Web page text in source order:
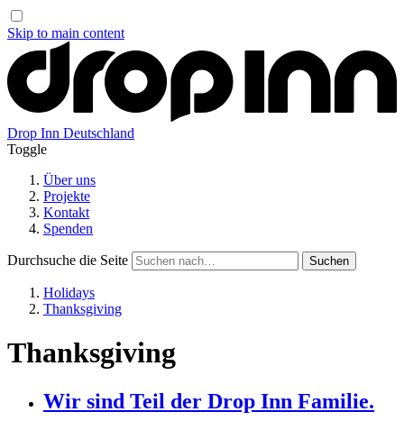
Skip to main content
Drop Inn Deutschland
Toggle
Über uns
Projekte
Kontakt
Spenden
Durchsuche die Seite
Holidays
Thanksgiving
Thanksgiving
Wir sind Teil der Drop Inn Familie.